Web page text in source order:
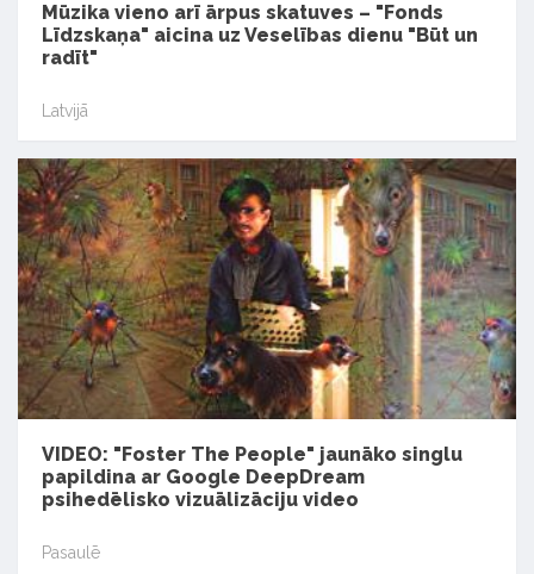
Mūzika vieno arī ārpus skatuves – "Fonds
Līdzskaņa" aicina uz Veselības dienu "Būt un
radīt"
Latvijā
VIDEO: "Foster The People" jaunāko singlu
papildina ar Google DeepDream
psihedēlisko vizuālizāciju video
Pasaulē